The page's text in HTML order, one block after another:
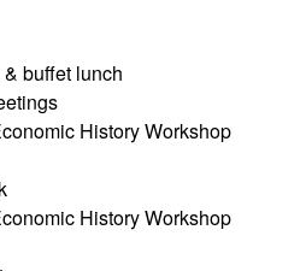
buffet lunch
History Workshop
History Workshop